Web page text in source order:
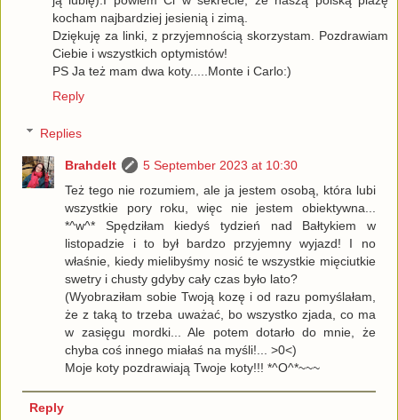
kocham najbardziej jesienią i zimą.
Dziękuję za linki, z przyjemnością skorzystam. Pozdrawiam
Ciebie i wszystkich optymistów!
PS Ja też mam dwa koty.....Monte i Carlo:)
Reply
Replies
Brahdelt
5 September 2023 at 10:30
Też tego nie rozumiem, ale ja jestem osobą, która lubi
wszystkie pory roku, więc nie jestem obiektywna...
*^w^* Spędziłam kiedyś tydzień nad Bałtykiem w
listopadzie i to był bardzo przyjemny wyjazd! I no
właśnie, kiedy mielibyśmy nosić te wszystkie mięciutkie
swetry i chusty gdyby cały czas było lato?
(Wyobraziłam sobie Twoją kozę i od razu pomyślałam,
że z taką to trzeba uważać, bo wszystko zjada, co ma
w zasięgu mordki... Ale potem dotarło do mnie, że
chyba coś innego miałaś na myśli!... >0<)
Moje koty pozdrawiają Twoje koty!!! *^O^*~~~
Reply